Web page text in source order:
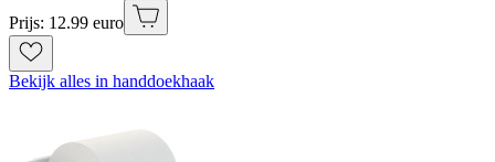
Prijs: 12.99 euro
Bekijk alles in handdoekhaak